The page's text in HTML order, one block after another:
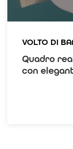
VOLTO DI
Quadro
con